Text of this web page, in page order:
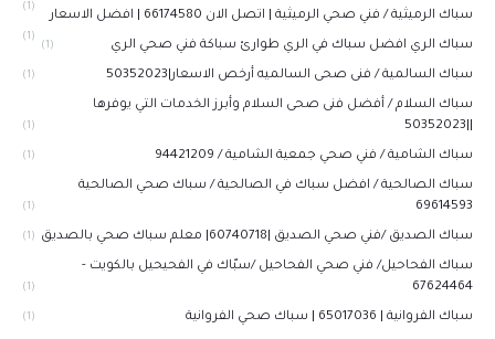
(1)
سباك الرميثية / فني صحي الرميثية | اتصل الان 66174580 | افضل الاسعار
(1)
سباك الري افضل سباك في الري طوارئ سباكة فني صحي الري (1)
سباك السالمية / فنى صحى السالميه أرخص الاسعار|50352023 (1)
سباك السلام / أفضل فنى صحى السلام وأبرز الخدمات التي يوفرها
(1)
سباك الشامية / فني صحي جمعية الشامية / 94421209 (1)
سباك الصالحية / افضل سباك في الصالحية / سباك صحي الصالحية
69614593
(1)
سباك الصديق /فني صحي الصديق |60740718| معلم سباك صحي بالصديق (1)
سباك الفحاحيل/ فني صحي الفحاحيل /سبّاك في الفحيحيل بالكويت -
67624464
(1)
سباك الفروانية | 65017036 | سباك صحي الفروانية (1)